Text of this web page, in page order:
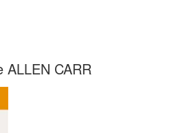
ALLEN CARR